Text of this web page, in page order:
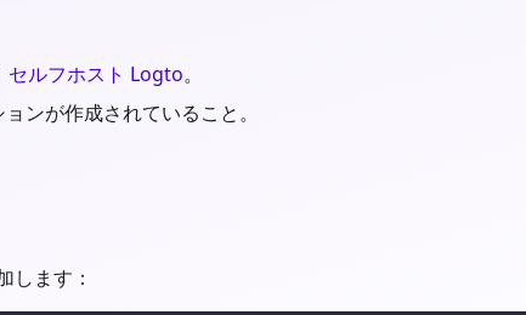
セルフホスト Logto。
ンが作成されていること。
します：